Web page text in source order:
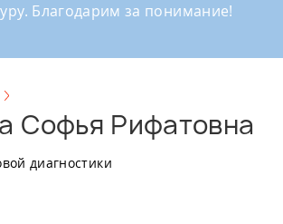
Благодарим за понимание!
Софья Рифатовна
диагностики